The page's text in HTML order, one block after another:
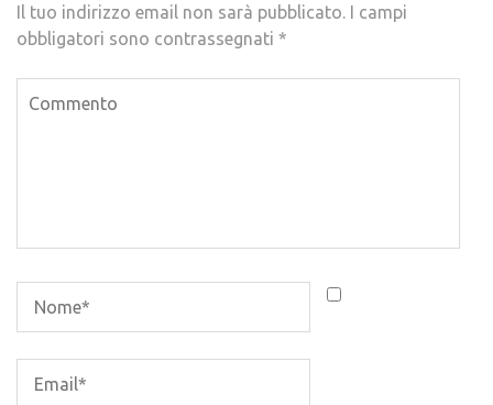
Il tuo indirizzo email non sarà pubblicato. I campi
obbligatori sono contrassegnati *